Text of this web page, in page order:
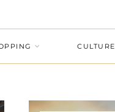
CULTURE